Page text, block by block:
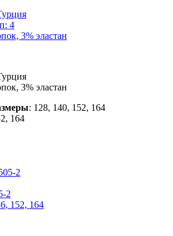
4
3% эластан
3% эластан
: 128, 140, 152, 164
164
2
152, 164